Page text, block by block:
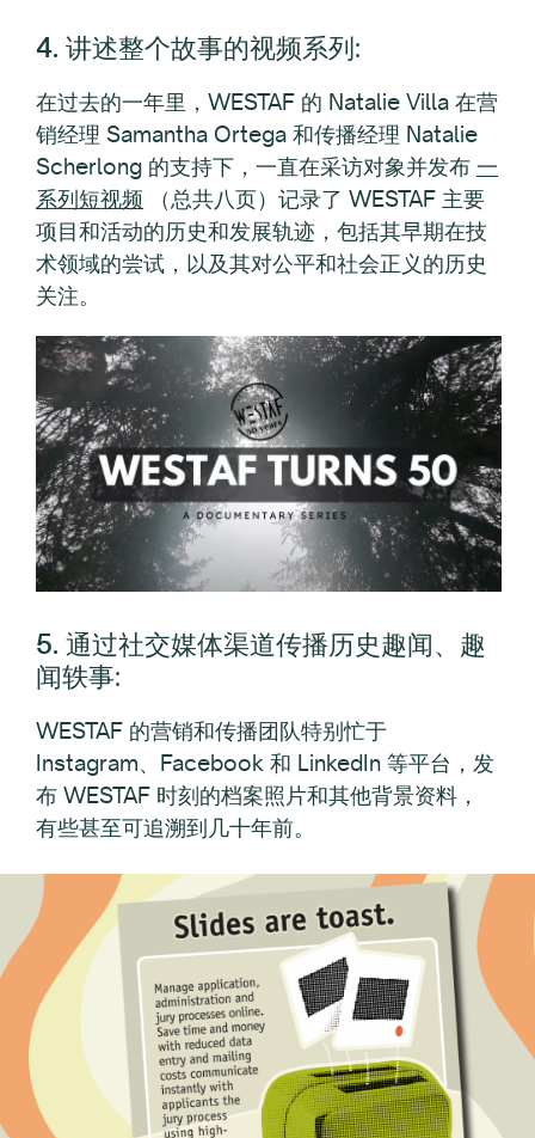
4. 讲述整个故事的视频系列:
在过去的一年里，WESTAF 的 Natalie Villa 在营
销经理 Samantha Ortega 和传播经理 Natalie
Scherlong 的支持下，一直在采访对象并发布 一
系列短视频 （总共八页）记录了 WESTAF 主要
项目和活动的历史和发展轨迹，包括其早期在技
术领域的尝试，以及其对公平和社会正义的历史
关注。
5. 通过社交媒体渠道传播历史趣闻、趣
闻轶事:
WESTAF 的营销和传播团队特别忙于
Instagram、Facebook 和 LinkedIn 等平台，发
布 WESTAF 时刻的档案照片和其他背景资料，
有些甚至可追溯到几十年前。